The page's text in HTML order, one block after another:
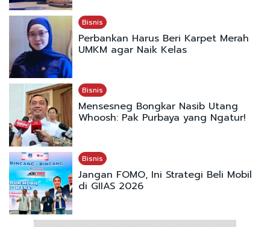
Bisnis
Perbankan Harus Beri Karpet Merah
UMKM agar Naik Kelas
Bisnis
Mensesneg Bongkar Nasib Utang
Whoosh: Pak Purbaya yang Ngatur!
Bisnis
Jangan FOMO, Ini Strategi Beli Mobil
di GIIAS 2026